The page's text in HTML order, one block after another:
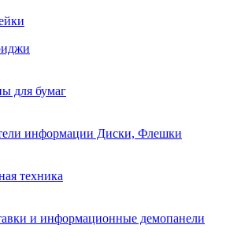
для бумаг
информации Диски, Флешки
техника
и информационные демопанели